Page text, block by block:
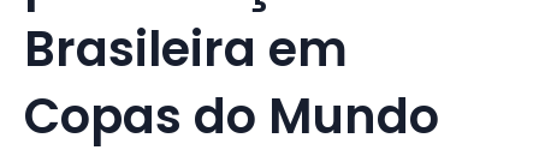
Brasileira em
Copas do Mundo